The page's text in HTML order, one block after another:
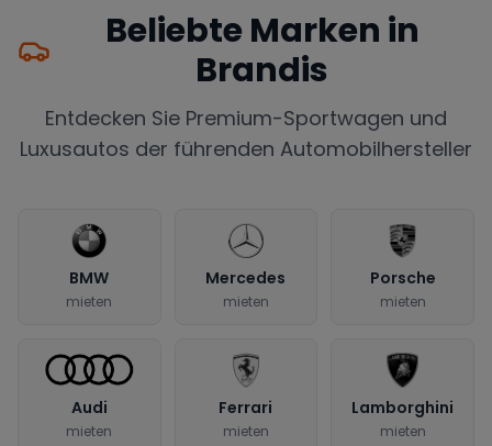
Beliebte Marken in
Brandis
Entdecken Sie Premium-Sportwagen und
Luxusautos der führenden Automobilhersteller
BMW
mieten
Mercedes
mieten
Porsche
mieten
Audi
mieten
Ferrari
mieten
Lamborghini
mieten